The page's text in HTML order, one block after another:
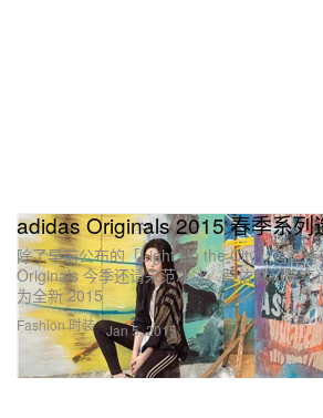
Fashion 时装
adidas Originals 2015 春季系列
除了早前公布的「Light Up the City」造型
Originals 今季还请来范冰冰、蔡依林和陈奕
为全新 2015
Jan 5, 2015